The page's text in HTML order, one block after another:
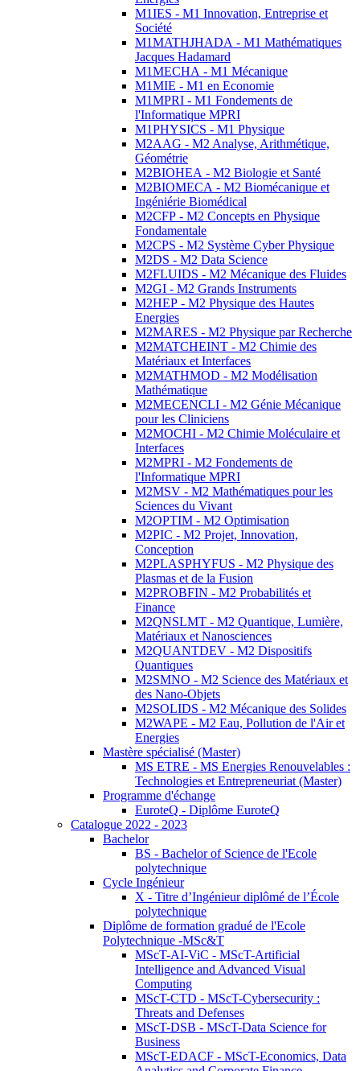
M1IES - M1 Innovation, Entreprise et
Société
M1MATHJHADA - M1 Mathématiques
Jacques Hadamard
M1MECHA - M1 Mécanique
M1MIE - M1 en Economie
M1MPRI - M1 Fondements de
l'Informatique MPRI
M1PHYSICS - M1 Physique
M2AAG - M2 Analyse, Arithmétique,
Géométrie
M2BIOHEA - M2 Biologie et Santé
M2BIOMECA - M2 Biomécanique et
Ingéniérie Biomédical
M2CFP - M2 Concepts en Physique
Fondamentale
M2CPS - M2 Système Cyber Physique
M2DS - M2 Data Science
M2FLUIDS - M2 Mécanique des Fluides
M2GI - M2 Grands Instruments
M2HEP - M2 Physique des Hautes
Energies
M2MARES - M2 Physique par Recherche
M2MATCHEINT - M2 Chimie des
Matériaux et Interfaces
M2MATHMOD - M2 Modélisation
Mathématique
M2MECENCLI - M2 Génie Mécanique
pour les Cliniciens
M2MOCHI - M2 Chimie Moléculaire et
Interfaces
M2MPRI - M2 Fondements de
l'Informatique MPRI
M2MSV - M2 Mathématiques pour les
Sciences du Vivant
M2OPTIM - M2 Optimisation
M2PIC - M2 Projet, Innovation,
Conception
M2PLASPHYFUS - M2 Physique des
Plasmas et de la Fusion
M2PROBFIN - M2 Probabilités et
Finance
M2QNSLMT - M2 Quantique, Lumière,
Matériaux et Nanosciences
M2QUANTDEV - M2 Dispositifs
Quantiques
M2SMNO - M2 Science des Matériaux et
des Nano-Objets
M2SOLIDS - M2 Mécanique des Solides
M2WAPE - M2 Eau, Pollution de l'Air et
Energies
Mastère spécialisé (Master)
MS ETRE - MS Energies Renouvelables :
Technologies et Entrepreneuriat (Master)
Programme d'échange
EuroteQ - Diplôme EuroteQ
Catalogue 2022 - 2023
Bachelor
BS - Bachelor of Science de l'Ecole
polytechnique
Cycle Ingénieur
X - Titre d’Ingénieur diplômé de l’École
polytechnique
Diplôme de formation gradué de l'Ecole
Polytechnique -MSc&T
MScT-AI-ViC - MScT-Artificial
Intelligence and Advanced Visual
Computing
MScT-CTD - MScT-Cybersecurity :
Threats and Defenses
MScT-DSB - MScT-Data Science for
Business
MScT-EDACF - MScT-Economics, Data